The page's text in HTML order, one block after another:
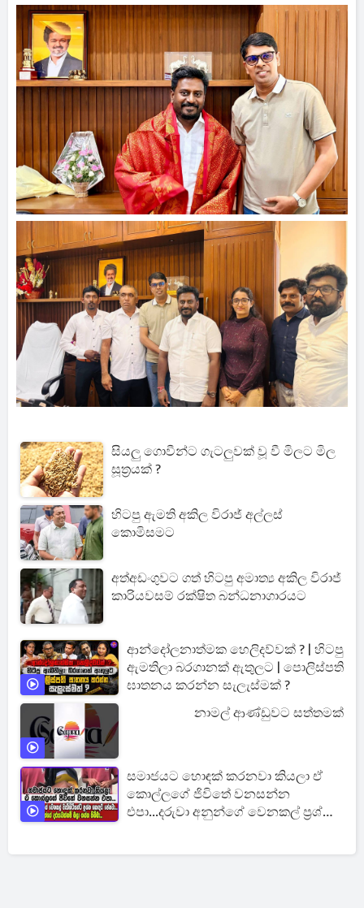
සියලු ගොවීන්ට ගැටලුවක් වූ වී මිලට මිල
සූත්‍රයක් ?
හිටපු ඇමති අකිල විරාජ් අල්ලස්
කොමිසමට
අත්අඩංගුවට ගත් හිටපු අමාත්‍ය අකිල විරාජ්
කාරියවසම් රක්ෂිත බන්ධනාගාරයට
ආන්දෝලනාත්මක හෙලිදව්වක් ? | හිටපු
ඇමතිලා බරගානක් ඇතුලට | පොලිස්පති
ඝාතනය කරන්න සැලැස්මක් ?
නාමල් ආණ්ඩුවට සත්තමක්
සමාජයට හොඳක් කරනවා කියලා ඒ
කොල්ලගේ ජිවිතේ වනසන්න
එපා...දරුවා අනුන්ගේ වෙනකල් ප්‍රශ්න